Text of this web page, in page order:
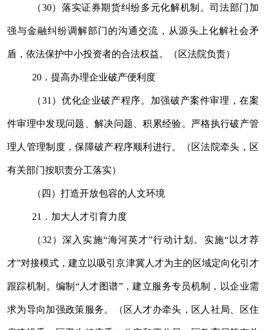
（30）落实证券期货纠纷多元化解机制。司法部门加
强与金融纠纷调解部门 的沟通交流，从源头上化解社会矛
盾，依法保护中小投资者的合法权益。 （区法院负责）
20 ．提高办理企业破产便利度
（31 ）优化企业破产程序。加强破产案件审理，在案
件审理中发现问题、解决问题、积累经验。严格执行破产管
理人管理制度，保障破产程序顺利进行。（区法院牵头，区
有关部门按职责分工落实）
（四）打造开放包容的人文环境
21 ．加大人才引育力度
（32 ）深入实施“海河英才”行动计划。实施“以才荐
才”对接模式，建立以吸引京津冀人才为主的区域定向化引才
跟踪机制。编制 “人才图谱”，建立服务专员机制，以企业需
求为导向加强政策服务。 （区人才办牵头，区人社局、区住